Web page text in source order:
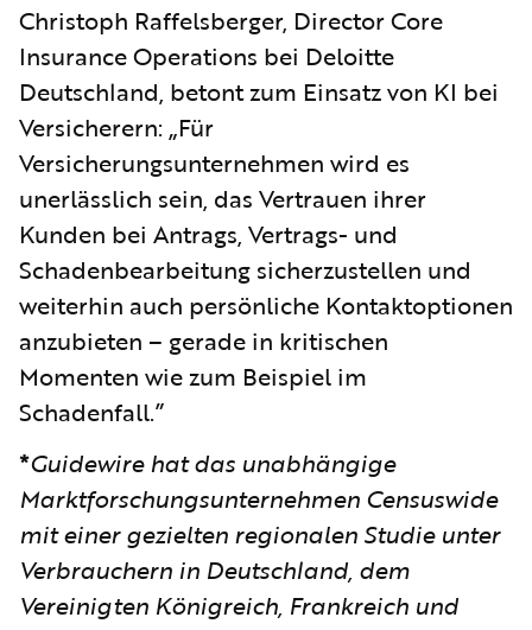
Christoph Raffelsberger, Director Core
Insurance Operations bei Deloitte
Deutschland, betont zum Einsatz von KI bei
Versicherern: „Für
Versicherungsunternehmen wird es
unerlässlich sein, das Vertrauen ihrer
Kunden bei Antrags, Vertrags- und
Schadenbearbeitung sicherzustellen und
weiterhin auch persönliche Kontaktoptionen
anzubieten – gerade in kritischen
Momenten wie zum Beispiel im
Schadenfall.”
*Guidewire hat das unabhängige
Marktforschungsunternehmen Censuswide
mit einer gezielten regionalen Studie unter
Verbrauchern in Deutschland, dem
Vereinigten Königreich, Frankreich und